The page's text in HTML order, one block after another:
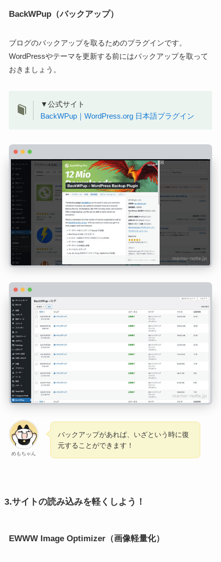
BackWPup（バックアップ）
ブログのバックアップを取るためのプラグインです。
WordPressやテーマを更新する前にはバックアップを取って
おきましょう。
▼公式サイト
BackWPup｜WordPress.org 日本語プラグイン
めもちゃん
バックアップがあれば、いざという時に復
元することができます！
3.サイトの読み込みを軽くしよう！
EWWW Image Optimizer（画像軽量化）